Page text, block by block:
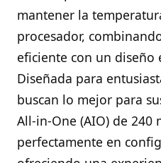
mantener la
procesador,
eficiente con un diseño
Diseñada para
buscan lo mejor para
All-in-One (AIO) de 240
perfectamente en